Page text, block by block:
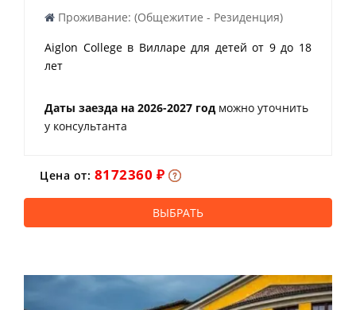
Проживание: (Общежитие - Резиденция)
Aiglon College в Вилларе для детей от 9 до 18
лет
Даты заезда на 2026-2027 год можно уточнить
у консультанта
Цена от: 8172360 ₽
ВЫБРАТЬ